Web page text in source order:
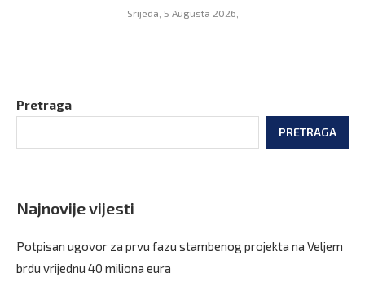
Srijeda, 5 Augusta 2026,
Pretraga
PRETRAGA
Najnovije vijesti
Potpisan ugovor za prvu fazu stambenog projekta na Veljem
brdu vrijednu 40 miliona eura